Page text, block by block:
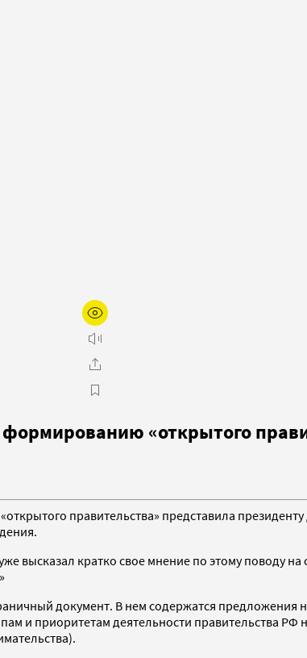
«открытого
правительства» представила
высказал кратко свое мнение по этому поводу
документ. В нем содержатся предложения
и приоритетам деятельности правительства РФ